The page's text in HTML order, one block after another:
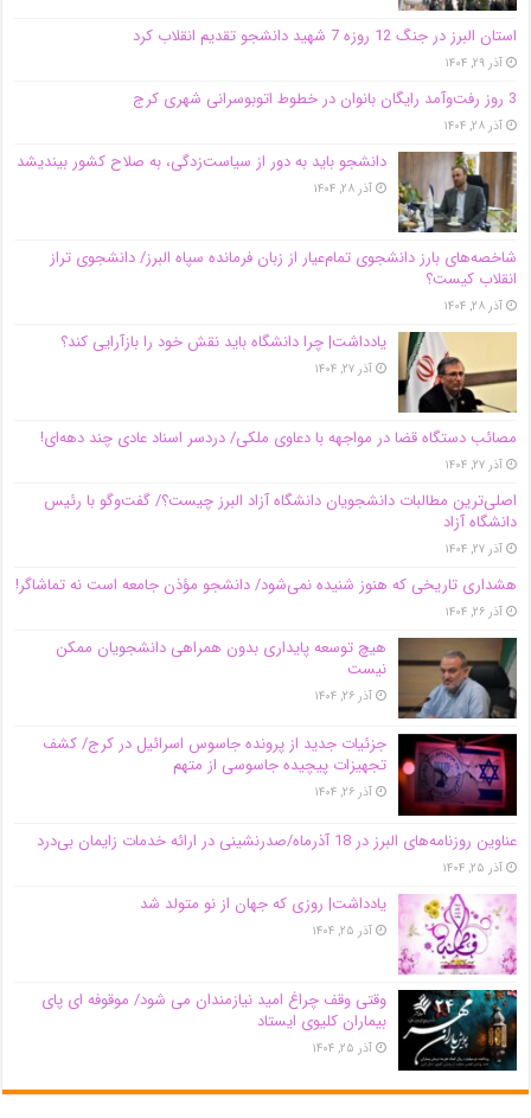
استان البرز در جنگ 12 روزه 7 شهید دانشجو تقدیم انقلاب کرد
آذر ۲۹, ۱۴۰۴
3 روز رفت‌وآمد رایگان بانوان در خطوط اتوبوسرانی شهری کرج
آذر ۲۸, ۱۴۰۴
دانشجو باید به دور از سیاست‌زدگی، به صلاح کشور بیندیشد
آذر ۲۸, ۱۴۰۴
شاخصه‌های بارز دانشجوی تمام‌عیار از زبان فرمانده سپاه البرز/ دانشجوی تراز
انقلاب کیست؟
آذر ۲۸, ۱۴۰۴
یادداشت| چرا دانشگاه باید نقش خود را بازآرایی کند؟
آذر ۲۷, ۱۴۰۴
مصائب دستگاه قضا در مواجهه با دعاوی ملکی/ دردسر اسناد عادی چند‌ دهه‌ای!
آذر ۲۷, ۱۴۰۴
اصلی‌ترین مطالبات دانشجویان دانشگاه آزاد البرز چیست؟/ گفت‌وگو با رئیس
دانشگاه آز‌اد
آذر ۲۷, ۱۴۰۴
هشداری تاریخی که هنوز شنیده نمی‌شود/ دانشجو مؤذن جامعه است نه تماشاگر!
آذر ۲۶, ۱۴۰۴
هیچ توسعه پایداری بدون همراهی دانشجویان ممکن
نیست
آذر ۲۶, ۱۴۰۴
جزئیات جدید از پرونده جاسوس اسرائیل در کرج/‌ کشف
تجهیزات پیچیده جاسوسی از متهم
آذر ۲۶, ۱۴۰۴
عناوین روزنامه‌های البرز در ‌18 آذرماه/صدرنشینی در ارائه خدمات زایمان بی‌درد
آذر ۲۵, ۱۴۰۴
یادداشت| روزی که جهان از نو متولد شد
آذر ۲۵, ۱۴۰۴
وقتی وقف چراغ امید نیازمندان می شود/ موقوفه ای پای
بیماران کلیوی ایستاد
آذر ۲۵, ۱۴۰۴